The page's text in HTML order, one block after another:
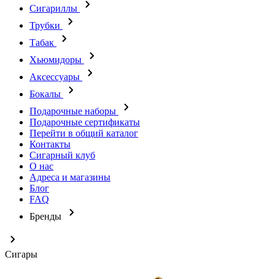
Сигариллы
Трубки
Табак
Хьюмидоры
Аксессуары
Бокалы
Подарочные наборы
Подарочные сертификаты
Перейти в общий каталог
Контакты
Сигарный клуб
О нас
Адреса и магазины
Блог
FAQ
Бренды
Сигары